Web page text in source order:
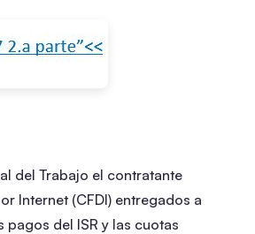
del Trabajo el contratante
Internet (CFDI) entregados a
del ISR y las cuotas